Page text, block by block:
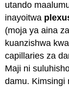
utando
inayoitwa
(moja ya aina
kuanzishwa
capillaries za
Maji ni
damu. Kimsingi